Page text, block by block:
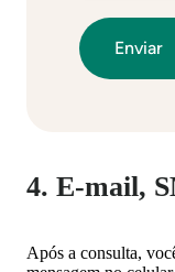
4. E-mail,
Após a consulta,